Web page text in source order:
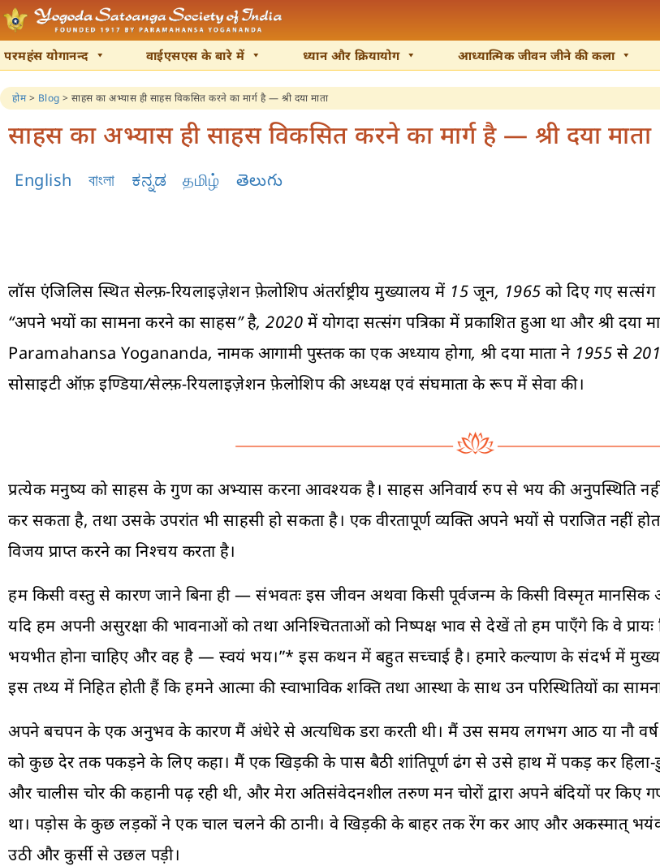
परमहंस योगानन्द वाईएसएस के बारे में ध्यान और क्रियायोग आध्यात्मिक जीवन जीने की कला
होम> Blog > साहस का अभ्यास ही साहस विकसित करने का मार्ग है — श्री दया माता
साहस का अभ्यास ही साहस विकसित करने का मार्ग है — श्री दया माता
English বাংলা ಕನ್ನಡ தமிழ் తెలుగు
लॉस एंजिलिस स्थित सेल्फ़-रियलाइज़ेशन फ़ेलोशिप अंतर्राष्ट्रीय मुख्यालय में 15 जून, 1965 को दिए गए
“अपने भयों का सामना करने का साहस” है, 2020 मेंयोगदा सत्संगपत्रिका में प्रकाशित हुआ था और श्री दया
Paramahansa Yogananda, नामक आगामी पुस्तक का एक अध्याय होगा, श्री दया माता ने 1955 से
सोसाइटी ऑफ़ इण्डिया/सेल्फ़-रियलाइज़ेशन फ़ेलोशिप की अध्यक्ष एवं संघमाता के रूप में सेवा की।
प्रत्येक मनुष्य को साहस के गुण का अभ्यास करना आवश्यक है। साहस अनिवार्य रुप से भय की अनुपस्थिति
कर सकता है, तथा उसके उपरांत भी साहसी हो सकता है। एक वीरतापूर्ण व्यक्ति अपने भयों से पराजित नहीं
विजय प्राप्त करने का निश्चय करता है।
हम किसी वस्तु से कारण जाने बिना ही — संभवतः इस जीवन अथवा किसी पूर्वजन्म के किसी विस्मृत
यदि हम अपनी असुरक्षा की भावनाओं को तथा अनिश्चितताओं को निष्पक्ष भाव से देखें तो हम पाएँगे कि वे
भयभीत होना चाहिए और वह है — स्वयं भय।”* इस कथन में बहुत सच्चाई है। हमारे कल्याण के संदर्भ में मुख्य
इस तथ्य में निहित होती हैं कि हमने आत्मा की स्वाभाविक शक्ति तथा आस्था के साथ उन परिस्थितियों का
अपने बचपन के एक अनुभव के कारण मैं अंधेरे से अत्यधिक डरा करती थी। मैं उस समय लगभग आठ या नौ वर्ष
को कुछ देर तक पकड़ने के लिए कहा। मैं एक खिड़की के पास बैठी शांतिपूर्ण ढंग से उसे हाथ में पकड़ कर हिला-
और चालीस चोर की कहानी पढ़ रही थी, और मेरा अतिसंवेदनशील तरुण मन चोरों द्वारा अपने बंदियों पर
था। पड़ोस के कुछ लड़कों ने एक चाल चलने की ठानी। वे खिड़की के बाहर तक रेंग कर आए और अकस्मात्
उठी और कुर्सी से उछल पड़ी।